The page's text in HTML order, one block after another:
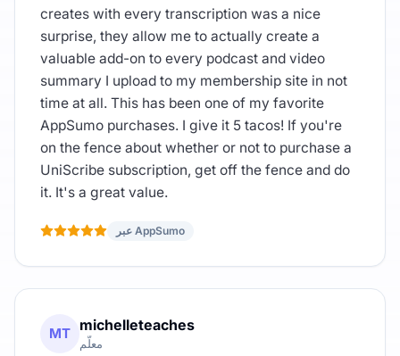
creates with every transcription was a nice
surprise, they allow me to actually create a
valuable add-on to every podcast and video
summary I upload to my membership site in not
time at all. This has been one of my favorite
AppSumo purchases. I give it 5 tacos! If you're
on the fence about whether or not to purchase a
UniScribe subscription, get off the fence and do
it. It's a great value.
عبر AppSumo
MT michelleteaches
معلّم